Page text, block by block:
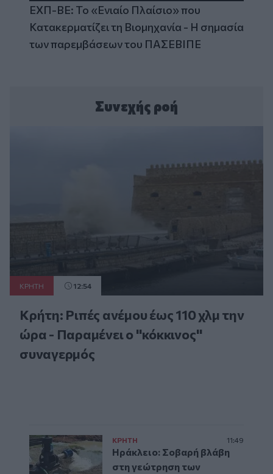
ΕΧΠ-ΒΕ: Το «Ενιαίο Πλαίσιο» που
Κατακερματίζει τη Βιομηχανία - Η σημασία
των παρεμβάσεων του ΠΑΣΕΒΙΠΕ
Συνεχής ροή
ΚΡΗΤΗ 12:54
Κρήτη: Ριπές ανέμου έως 110 χλμ την
ώρα - Παραμένει ο "κόκκινος"
συναγερμός
ΚΡΗΤΗ 11:49
Ηράκλειο: Σοβαρή βλάβη
στη γεώτρηση των